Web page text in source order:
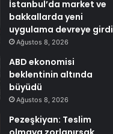
İstanbul’da market ve
bakkallarda yeni
uygulama devreye girdi
Ağustos 8, 2026
ABD ekonomisi
beklentinin altında
büyüdü
Ağustos 8, 2026
Pezeşkiyan: Teslim